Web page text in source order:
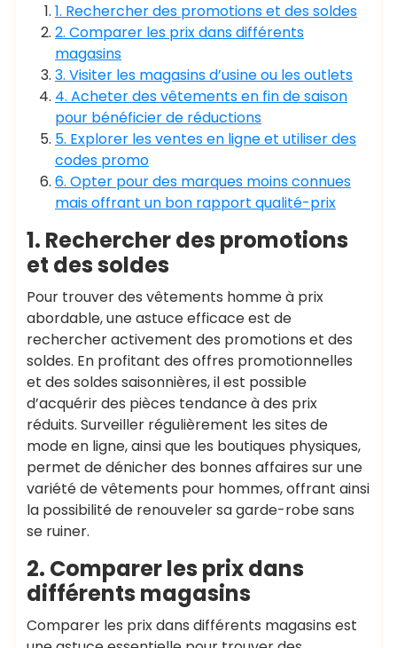
1. Rechercher des promotions et des soldes
2. Comparer les prix dans différents
magasins
3. Visiter les magasins d’usine ou les outlets
4. Acheter des vêtements en fin de saison
pour bénéficier de réductions
5. Explorer les ventes en ligne et utiliser des
codes promo
6. Opter pour des marques moins connues
mais offrant un bon rapport qualité-prix
1. Rechercher des promotions
et des soldes
Pour trouver des vêtements homme à prix
abordable, une astuce efficace est de
rechercher activement des promotions et des
soldes. En profitant des offres promotionnelles
et des soldes saisonnières, il est possible
d’acquérir des pièces tendance à des prix
réduits. Surveiller régulièrement les sites de
mode en ligne, ainsi que les boutiques physiques,
permet de dénicher des bonnes affaires sur une
variété de vêtements pour hommes, offrant ainsi
la possibilité de renouveler sa garde-robe sans
se ruiner.
2. Comparer les prix dans
différents magasins
Comparer les prix dans différents magasins est